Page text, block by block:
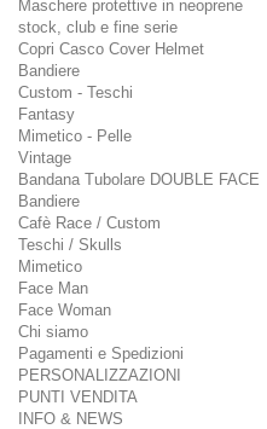
Maschere protettive in neoprene
stock, club e fine serie
Copri Casco Cover Helmet
Bandiere
Custom - Teschi
Fantasy
Mimetico - Pelle
Vintage
Bandana Tubolare DOUBLE FACE
Bandiere
Cafè Race / Custom
Teschi / Skulls
Mimetico
Face Man
Face Woman
Chi siamo
Pagamenti e Spedizioni
PERSONALIZZAZIONI
PUNTI VENDITA
INFO & NEWS